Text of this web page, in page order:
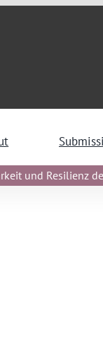
und Resilienz